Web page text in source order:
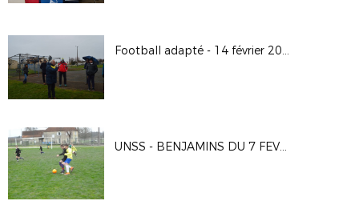
Football adapté - 14 février 2018
UNSS - BENJAMINS DU 7 FEVRIER 2018